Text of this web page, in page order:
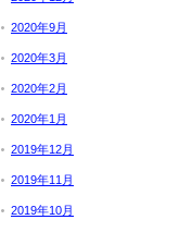
2020年9月
2020年3月
2020年2月
2020年1月
2019年12月
2019年11月
2019年10月